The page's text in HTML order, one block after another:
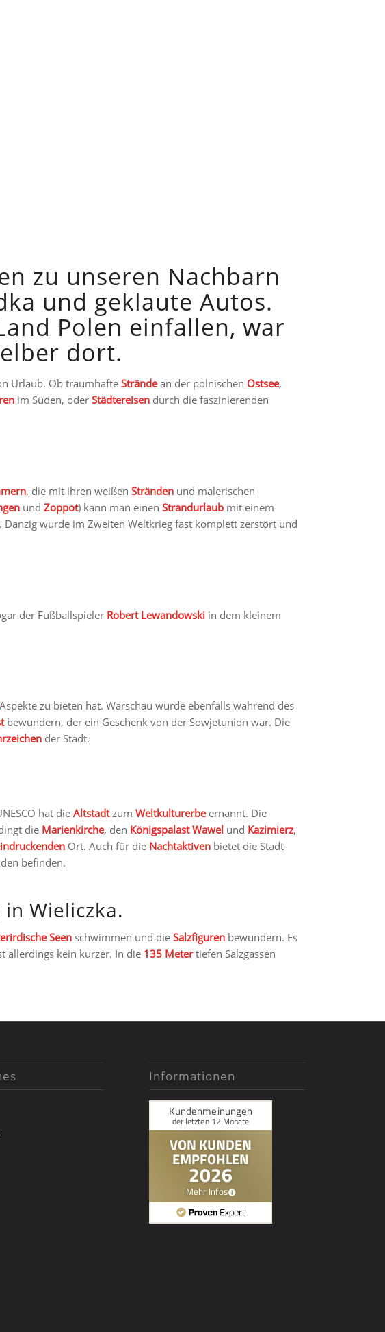
zu unseren Nachbarn
und geklaute Autos.
Polen einfallen, war
dort.
Urlaub. Ob traumhafteSträndean der polnischen Ostsee,
im Süden, oderStädtereisen durch die faszinierenden
, die mit ihren weißenStränden und malerischen
undZoppot) kann man einenStrandurlaub mit einem
wurde im Zweiten Weltkrieg fast komplett zerstört und
der Fußballspieler Robert Lewandowski in dem kleinem
zu bieten hat. Warschau wurde ebenfalls während des
bewundern, der ein Geschenk von der Sowjetunion war. Die
der Stadt.
hat dieAltstadtzumWeltkulturerbeernannt. Die
die Marienkirche, den Königspalast Wawel und Kazimierz,
Ort. Auch für die Nachtaktiven bietet die Stadt
befinden.
Wieliczka.
Seen schwimmen und dieSalzfiguren bewundern. Es
allerdings kein kurzer. In die 135 Metertiefen Salzgassen
Informationen